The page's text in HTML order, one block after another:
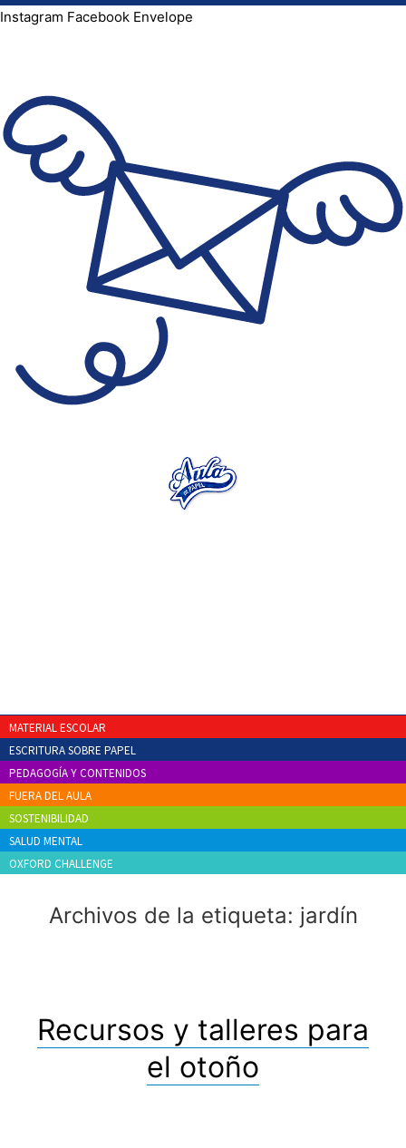
Instagram Facebook Envelope
MATERIAL ESCOLAR
ESCRITURA SOBRE PAPEL
PEDAGOGÍA Y CONTENIDOS
FUERA DEL AULA
SOSTENIBILIDAD
SALUD MENTAL
OXFORD CHALLENGE
Archivos de la etiqueta: jardín
Recursos y talleres para
el otoño